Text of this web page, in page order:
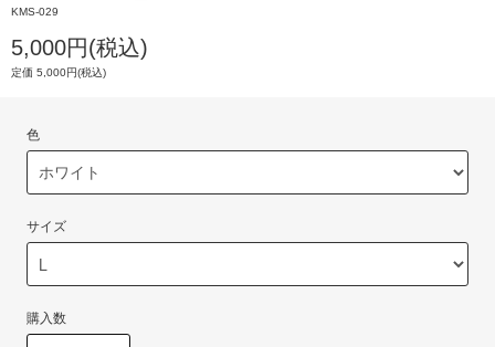
KMS-029
5,000円(税込)
定価 5,000円(税込)
色
サイズ
購入数